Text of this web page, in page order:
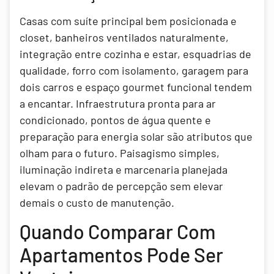
Casas com suíte principal bem posicionada e
closet, banheiros ventilados naturalmente,
integração entre cozinha e estar, esquadrias de
qualidade, forro com isolamento, garagem para
dois carros e espaço gourmet funcional tendem
a encantar. Infraestrutura pronta para ar
condicionado, pontos de água quente e
preparação para energia solar são atributos que
olham para o futuro. Paisagismo simples,
iluminação indireta e marcenaria planejada
elevam o padrão de percepção sem elevar
demais o custo de manutenção.
Quando Comparar Com
Apartamentos Pode Ser